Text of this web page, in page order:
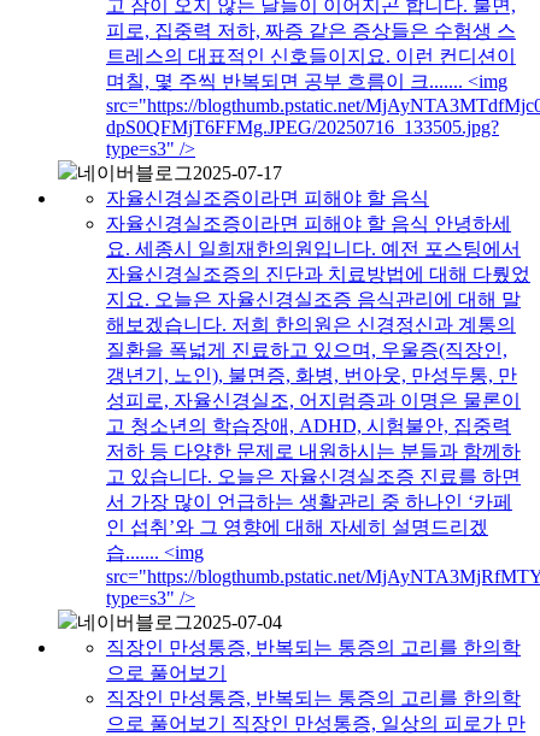
고 잠이 오지 않는 날들이 이어지곤 합니다. 불면,
피로, 집중력 저하, 짜증 같은 증상들은 수험생 스
트레스의 대표적인 신호들이지요. 이런 컨디션이
며칠, 몇 주씩 반복되면 공부 흐름이 크....... <img
src="https://blogthumb.pstatic.net/
dpS0QFMjT6FFMg.JPEG/20250716_133505.jpg?
type=s3" />
네이버블로그2025-07-17
자율신경실조증이라면 피해야 할 음식
자율신경실조증이라면 피해야 할 음식 안녕하세
요. 세종시 일희재한의원입니다. 예전 포스팅에서
자율신경실조증의 진단과 치료방법에 대해 다뤘었
지요. 오늘은 자율신경실조증 음식관리에 대해 말
해보겠습니다. 저희 한의원은 신경정신과 계통의
질환을 폭넓게 진료하고 있으며, 우울증(직장인,
갱년기, 노인), 불면증, 화병, 번아웃, 만성두통, 만
성피로, 자율신경실조, 어지럼증과 이명은 물론이
고 청소년의 학습장애, ADHD, 시험불안, 집중력
저하 등 다양한 문제로 내원하시는 분들과 함께하
고 있습니다. 오늘은 자율신경실조증 진료를 하면
서 가장 많이 언급하는 생활관리 중 하나인 ‘카페
인 섭취’와 그 영향에 대해 자세히 설명드리겠
습....... <img
src="https://blogthumb.pstatic.net/
type=s3" />
네이버블로그2025-07-04
직장인 만성통증, 반복되는 통증의 고리를 한의학
으로 풀어보기
직장인 만성통증, 반복되는 통증의 고리를 한의학
으로 풀어보기 직장인 만성통증, 일상의 피로가 만